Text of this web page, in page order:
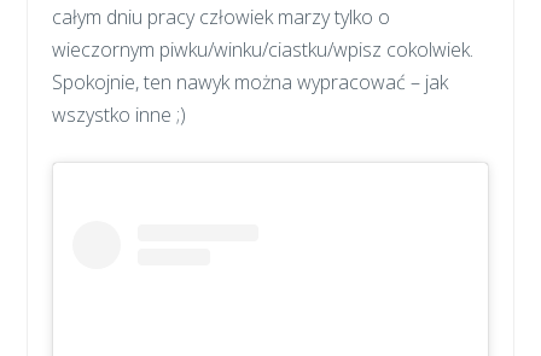
całym dniu pracy człowiek marzy tylko o
wieczornym piwku/winku/ciastku/wpisz cokolwiek.
Spokojnie, ten nawyk można wypracować – jak
wszystko inne ;)